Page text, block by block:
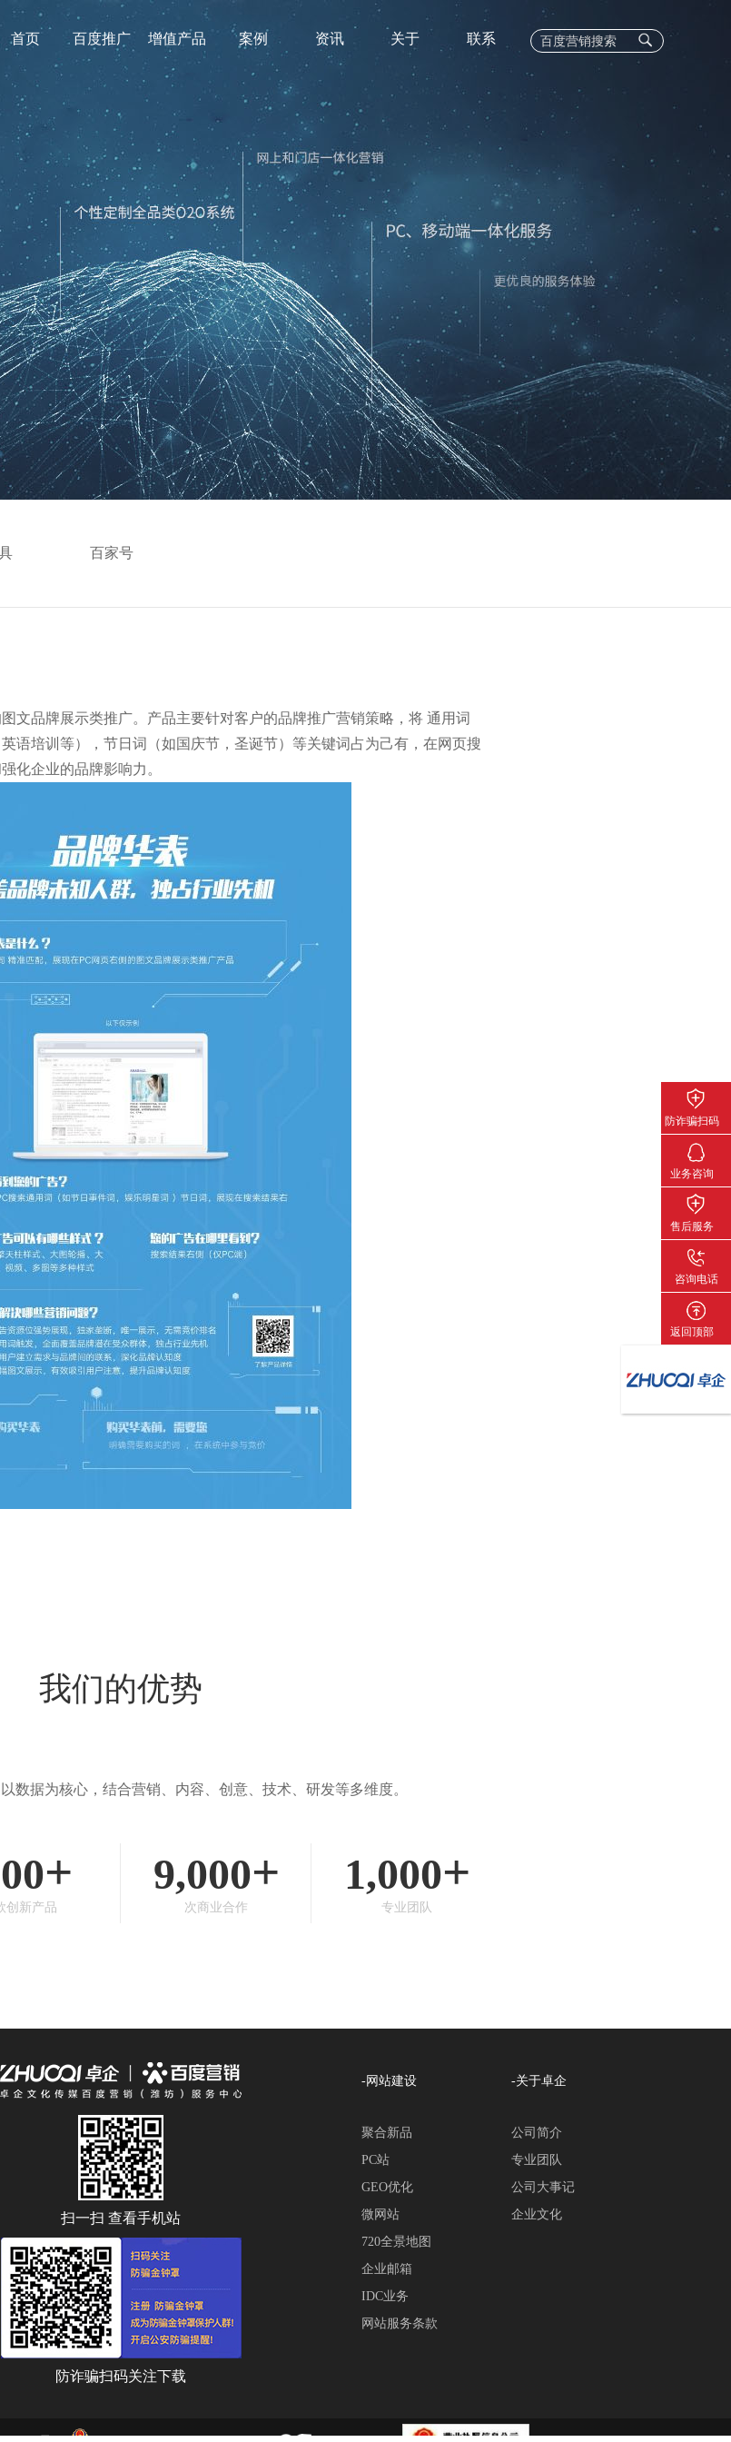
首页 百度推广
百家号
增值产品
720全景地图 企业邮箱 IDC业务 400电话 EC
案例
聚合手机站 微网站
资讯 关于 联系
防诈骗扫码
关注下载
业务咨询
售后服务
咨询电话
返回顶部
百家号
文品牌展示类推广。产品主要针对客户的品牌推广营销策略，将 通用词
语培训等），节日词（如国庆节，圣诞节）等关键词占为己有，在网页搜
化企业的品牌影响力。
我们的优势
数据为核心，结合营销、内容、创意、技术、研发等多维度。
+
创新产品
9,000+
次商业合作
1,000+
专业团队
扫一扫 查看手机站
防诈骗扫码关注下载
-网站建设
聚合新品
PC站
GEO优化
微网站
720全景地图
企业邮箱
IDC业务
网站服务条款
-关于卓企
公司简介
专业团队
公司大事记
企业文化